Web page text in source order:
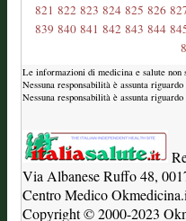
821 822 823 824 825 826
839 840 841 842 843 844
Le informazioni di medicina e salute non
Nessuna responsabilità è assunta
Nessuna responsabilità è assunta
Via Albanese Ruffo 48,
Centro Medico
Copyright © 2000-2023